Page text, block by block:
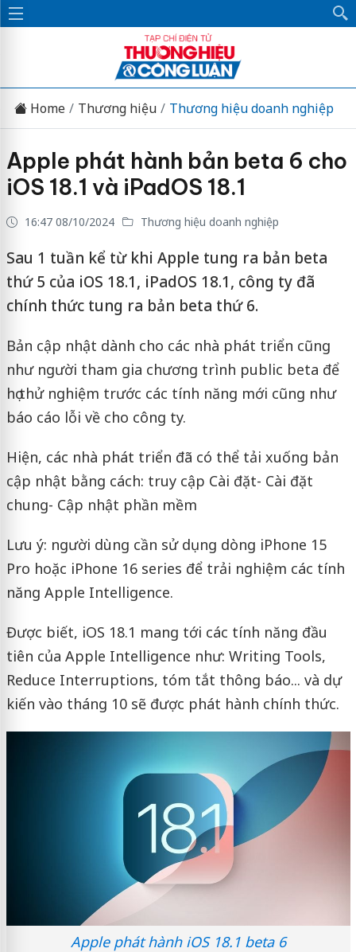
Home Thương hiệu Thương hiệu doanh nghiệp
Apple phát hành bản beta 6 cho
iOS 18.1 và iPadOS 18.1
16:47 08/10/2024 Thương hiệu doanh nghiệp
Sau 1 tuần kể từ khi Apple tung ra bản beta
thứ 5 của iOS 18.1, iPadOS 18.1, công ty đã
chính thức tung ra bản beta thứ 6.
Bản cập nhật dành cho các nhà phát triển cũng
như người tham gia chương trình public beta để
họ thử nghiệm trước các tính năng mới cũng như
báo cáo lỗi về cho công ty.
Hiện, các nhà phát triển đã có thể tải xuống bản
cập nhật bằng cách: truy cập Cài đặt- Cài đặt
chung- Cập nhật phần mềm
Lưu ý: người dùng cần sử dụng dòng iPhone 15
Pro hoặc iPhone 16 series để trải nghiệm các tính
năng Apple Intelligence.
Được biết, iOS 18.1 mang tới các tính năng đầu
tiên của Apple Intelligence như: Writing Tools,
Reduce Interruptions, tóm tắt thông báo... và dự
kiến vào tháng 10 sẽ được phát hành chính thức.
Apple phát hành iOS 18.1 beta 6